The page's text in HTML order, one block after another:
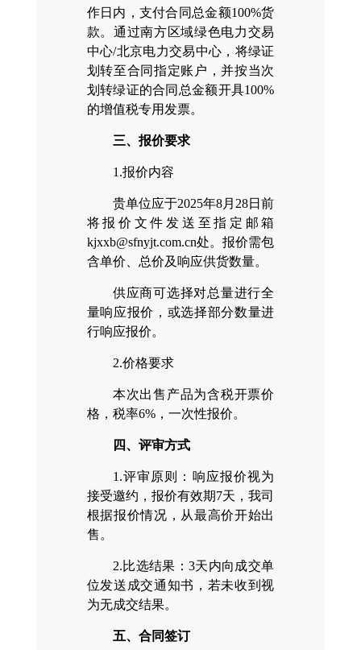
作日内，支付合同总金额100%货
款。通过南方区域绿色电力交易
中心/北京电力交易中心，将绿证
划转至合同指定账户，并按当次
划转绿证的合同总金额开具100%
的增值税专用发票。
三、报价要求
1.报价内容
贵单位应于2025年8月28日前
将报价文件发送至指定邮箱
kjxxb@sfnyjt.com.cn处。报价需包
含单价、总价及响应供货数量。
供应商可选择对总量进行全
量响应报价，或选择部分数量进
行响应报价。
2.价格要求
本次出售产品为含税开票价
格，税率6%，一次性报价。
四、评审方式
1.评审原则：响应报价视为
接受邀约，报价有效期7天，我司
根据报价情况，从最高价开始出
售。
2.比选结果：3天内向成交单
位发送成交通知书，若未收到视
为无成交结果。
五、合同签订